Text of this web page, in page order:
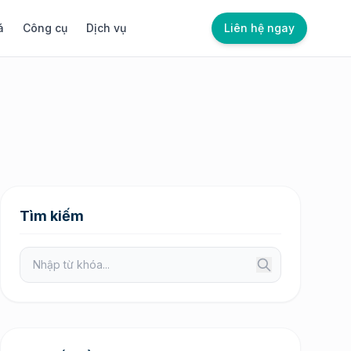
Công cụ Dịch vụ Liên hệ ngay
Tìm kiếm